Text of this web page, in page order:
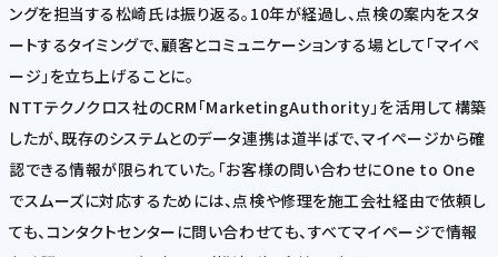
ングを担当する松崎氏は振り返る。10年が経過し、点検の案内をスタ
ートするタイミングで、顧客とコミュニケーションする場として「マイペ
ージ」を立ち上げることに。
NTTテクノクロス社のCRM「MarketingAuthority」を活用して構築
したが、既存のシステムとのデータ連携は道半ばで、マイページから確
認できる情報が限られていた。「お客様の問い合わせにOne to One
でスムーズに対応するためには、点検や修理を施工会社経由で依頼し
ても、コンタクトセンターに問い合わせても、すべてマイページで情報